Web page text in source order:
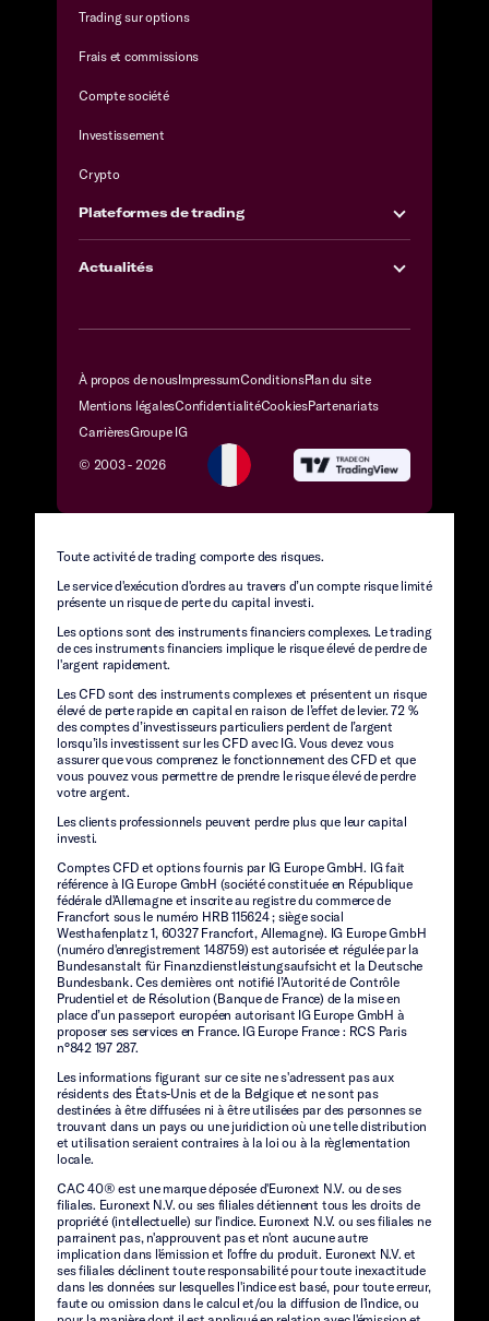
Trading sur options
Frais et commissions
Compte société
Investissement
Crypto
Plateformes de trading
Actualités
À propos de nousImpressumConditionsPlan du site
Mentions légalesConfidentialitéCookiesPartenariats
CarrièresGroupe IG
© 2003 - 2026
Toute activité de trading comporte des risques.
Le service d'exécution d'ordres au travers d’un compte risque limité
présente un risque de perte du capital investi.
Les options sont des instruments financiers complexes. Le trading
de ces instruments financiers implique le risque élevé de perdre de
l'argent rapidement.
Les CFD sont des instruments complexes et présentent un risque
élevé de perte rapide en capital en raison de l’effet de levier. 72 %
des comptes d’investisseurs particuliers perdent de l’argent
lorsqu’ils investissent sur les CFD avec IG. Vous devez vous
assurer que vous comprenez le fonctionnement des CFD et que
vous pouvez vous permettre de prendre le risque élevé de perdre
votre argent.
Les clients professionnels peuvent perdre plus que leur capital
investi.
Comptes CFD et options fournis par IG Europe GmbH. IG fait
référence à IG Europe GmbH (société constituée en République
fédérale d'Allemagne et inscrite au registre du commerce de
Francfort sous le numéro HRB 115624 ; siège social
Westhafenplatz 1, 60327 Francfort, Allemagne). IG Europe GmbH
(numéro d'enregistrement 148759) est autorisée et régulée par la
Bundesanstalt für Finanzdienstleistungsaufsicht et la Deutsche
Bundesbank. Ces dernières ont notifié l’Autorité de Contrôle
Prudentiel et de Résolution (Banque de France) de la mise en
place d’un passeport européen autorisant IG Europe GmbH à
proposer ses services en France. IG Europe France : RCS Paris
n°842 197 287.
Les informations figurant sur ce site ne s'adressent pas aux
résidents des États-Unis et de la Belgique et ne sont pas
destinées à être diffusées ni à être utilisées par des personnes se
trouvant dans un pays ou une juridiction où une telle distribution
et utilisation seraient contraires à la loi ou à la règlementation
locale.
CAC 40® est une marque déposée d'Euronext N.V. ou de ses
filiales. Euronext N.V. ou ses filiales détiennent tous les droits de
propriété (intellectuelle) sur l'indice. Euronext N.V. ou ses filiales ne
parrainent pas, n'approuvent pas et n'ont aucune autre
implication dans l'émission et l'offre du produit. Euronext N.V. et
ses filiales déclinent toute responsabilité pour toute inexactitude
dans les données sur lesquelles l'indice est basé, pour toute erreur,
faute ou omission dans le calcul et/ou la diffusion de l'indice, ou